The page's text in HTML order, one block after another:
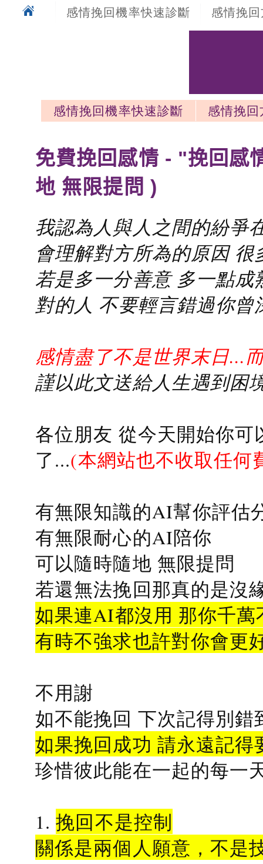
感情挽回機率快速診斷 感情挽
感情挽回機率快速診斷
感情挽
免費挽回感情 - "挽回感
地 無限提問 )
我認為人與人之間的紛爭
會理解對方所為的原因
若是多一分善意 多一點
對的人 不要輕言錯過你曾
感情盡了不是世界末日...
謹以此文送給人生遇到困
各位朋友 從今天開始你
了...(本網站也不收取任何
有無限知識的AI幫你評估
有無限耐心的AI陪你
可以隨時隨地 無限提問
若還無法挽回那真的是沒
如果連AI都沒用 那你千
有時不強求也許對你會更
不用謝
如不能挽回 下次記得別錯
如果挽回成功 請永遠記得
珍惜彼此能在一起的每一
1.挽回不是控制
關係是兩個人願意，不是